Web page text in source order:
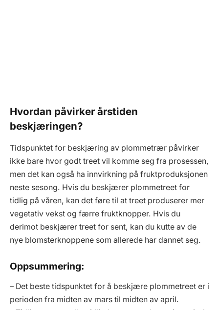
Hvordan påvirker årstiden
beskjæringen?
Tidspunktet for beskjæring av plommetrær påvirker
ikke bare hvor godt treet vil komme seg fra prosessen,
men det kan også ha innvirkning på fruktproduksjonen
neste sesong. Hvis du beskjærer plommetreet for
tidlig på våren, kan det føre til at treet produserer mer
vegetativ vekst og færre fruktknopper. Hvis du
derimot beskjærer treet for sent, kan du kutte av de
nye blomsterknoppene som allerede har dannet seg.
Oppsummering:
– Det beste tidspunktet for å beskjære plommetreet er i
perioden fra midten av mars til midten av april.